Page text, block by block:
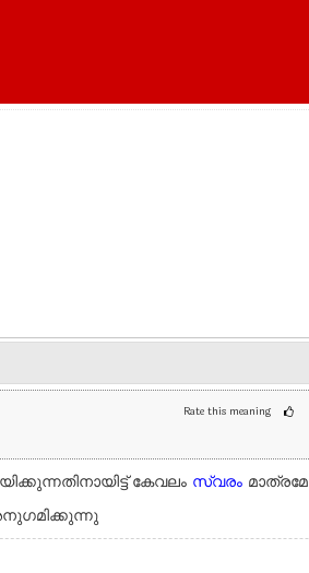
Rate this meaning
കേവലം സ്വരം മാത്രമേ